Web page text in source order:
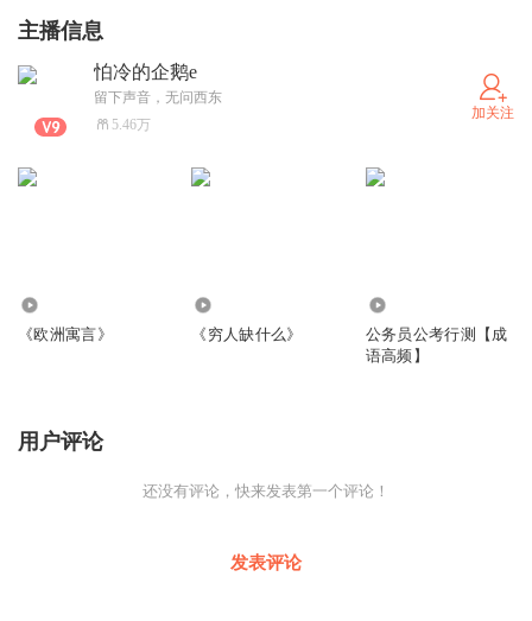
主播信息
怕冷的企鹅e
留下声音，无问西东
5.46万
加关注
《欧洲寓言》 《穷人缺什么》
公务员公考行测【成
语高频】
用户评论
还没有评论，快来发表第一个评论！
发表评论